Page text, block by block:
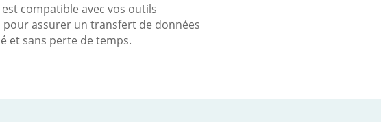
compatible avec vos outils
pour assurer un transfert de données
et sans perte de temps.